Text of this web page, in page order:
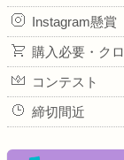
Instagram懸賞
購入必要・ク
コンテスト
締切間近